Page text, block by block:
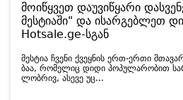
მოიწყვეთ დაუვიწყარი
მესტიაში" და ისარგებლეთ
Hotsale.ge-სგან
მეს­ტია ჩვე­ნი ქვეყ­ნის ერთ-ერთი
ბაა, რო­მე­ლიც დიდი პო­პუ­ლა­რო­ბით
ლობ­რივ, ასე­ვე უც...